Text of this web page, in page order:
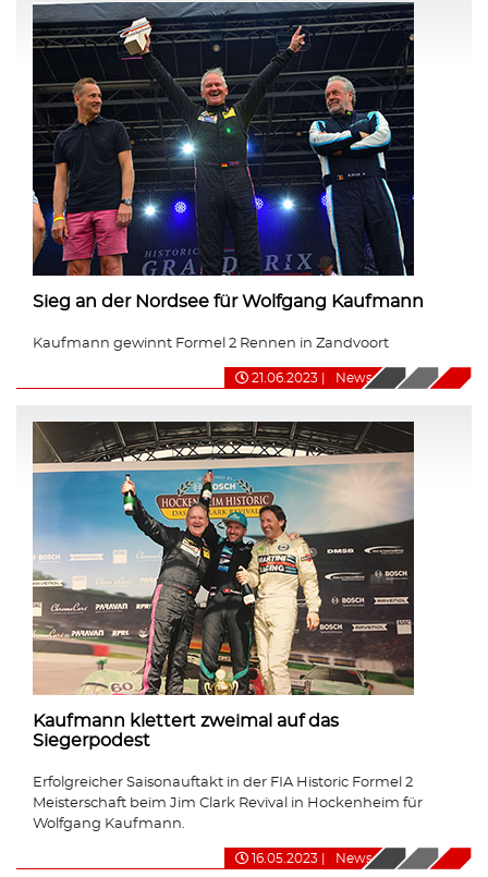
Sieg an der Nordsee für Wolfgang Kaufmann
Kaufmann gewinnt Formel 2 Rennen in Zandvoort
21.06.2023 News
Kaufmann klettert zweimal auf das
Siegerpodest
Erfolgreicher Saisonauftakt in der FIA Historic Formel 2
Meisterschaft beim Jim Clark Revival in Hockenheim für
Wolfgang Kaufmann.
16.05.2023 News